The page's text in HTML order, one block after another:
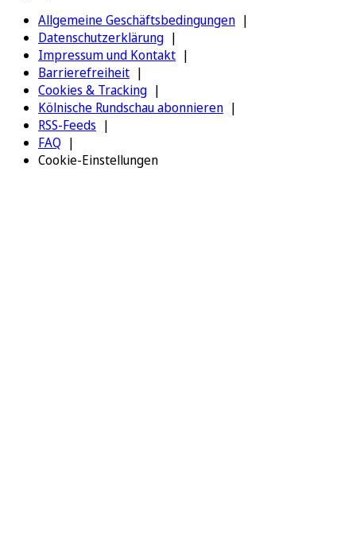
Allgemeine Geschäftsbedingungen
Datenschutzerklärung
Impressum und Kontakt
Barrierefreiheit
Cookies & Tracking
Kölnische Rundschau abonnieren
RSS-Feeds
FAQ
Cookie-Einstellungen